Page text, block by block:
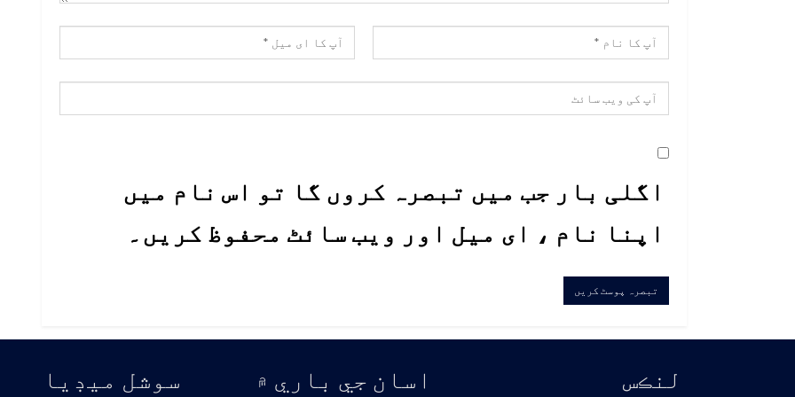
اگلی بار جب میں تبصرہ کروں گا تو اس نام میں
اپنا نام ، ای میل اور ویب سائٹ محفوظ کریں۔
لنڪس اسان جي باري ۾ سوشل ميڊيا